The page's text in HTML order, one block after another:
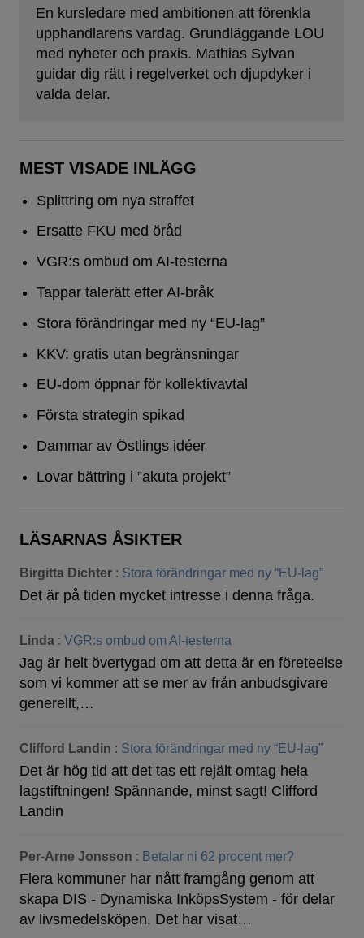
En kursledare med ambitionen att förenkla
upphandlarens vardag. Grundläggande LOU
med nyheter och praxis. Mathias Sylvan
guidar dig rätt i regelverket och djupdyker i
valda delar.
MEST VISADE INLÄGG
Splittring om nya straffet
Ersatte FKU med öråd
VGR:s ombud om AI-testerna
Tappar talerätt efter AI-bråk
Stora förändringar med ny “EU-lag”
KKV: gratis utan begränsningar
EU-dom öppnar för kollektivavtal
Första strategin spikad
Dammar av Östlings idéer
Lovar bättring i ”akuta projekt”
LÄSARNAS ÅSIKTER
Birgitta Dichter : Stora förändringar med ny “EU-lag”
Det är på tiden mycket intresse i denna fråga.
Linda : VGR:s ombud om AI-testerna
Jag är helt övertygad om att detta är en företeelse
som vi kommer att se mer av från anbudsgivare
generellt,…
Clifford Landin : Stora förändringar med ny “EU-lag”
Det är hög tid att det tas ett rejält omtag hela
lagstiftningen! Spännande, minst sagt! Clifford
Landin
Per-Arne Jonsson : Betalar ni 62 procent mer?
Flera kommuner har nått framgång genom att
skapa DIS - Dynamiska InköpsSystem - för delar
av livsmedelsköpen. Det har visat…